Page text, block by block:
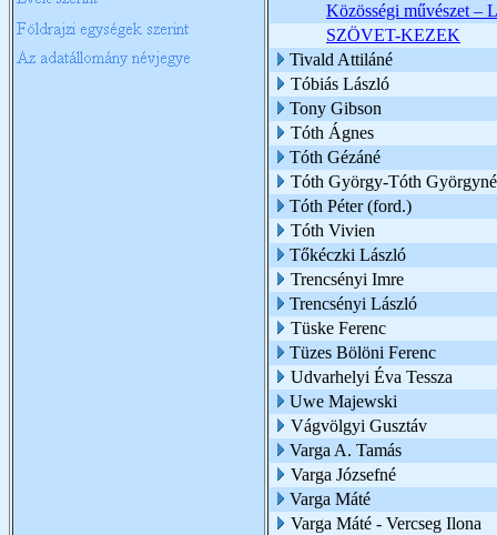
Közösségi művészet –
SZÖVET-KEZEK
Tivald Attiláné
Tóbiás László
Tony Gibson
Tóth Ágnes
Tóth Gézáné
Tóth György-Tóth Györgyné
Tóth Péter (ford.)
Tóth Vivien
Tőkéczki László
Trencsényi Imre
Trencsényi László
Tüske Ferenc
Tüzes Bölöni Ferenc
Udvarhelyi Éva Tessza
Uwe Majewski
Vágvölgyi Gusztáv
Varga A. Tamás
Varga Józsefné
Varga Máté
Varga Máté - Vercseg Ilona